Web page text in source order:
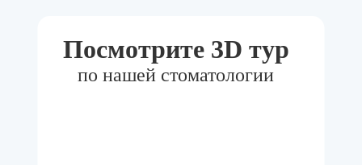
Посмотрите 3D тур
по нашей стоматологии